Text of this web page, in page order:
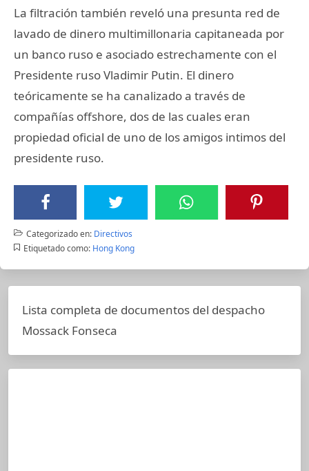
La filtración también reveló una presunta red de
lavado de dinero multimillonaria capitaneada por
un banco ruso e asociado estrechamente con el
Presidente ruso Vladimir Putin. El dinero
teóricamente se ha canalizado a través de
compañías offshore, dos de las cuales eran
propiedad oficial de uno de los amigos intimos del
presidente ruso.
Categorizado en: Directivos
Etiquetado como: Hong Kong
Lista completa de documentos del despacho
Mossack Fonseca